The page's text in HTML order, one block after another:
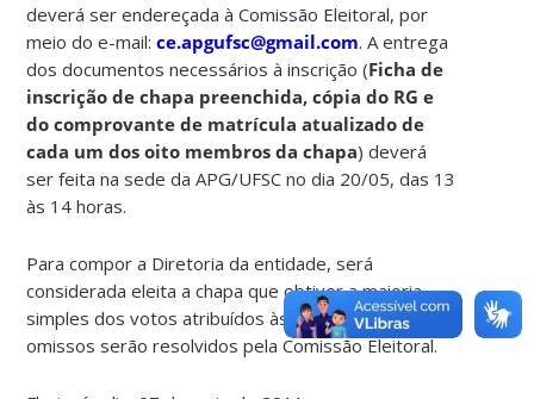
deverá ser endereçada à Comissão Eleitoral, por
meio do e-mail:ce.apgufsc@gmail.com. A entrega
dos documentos necessários à inscrição (Ficha de
inscrição de chapa preenchida, cópia do RG e
do comprovante de matrícula atualizado de
cada um dos oito membros da chapa) deverá
ser feita na sede da APG/UFSC no dia 20/05, das 13
às 14 horas.
Para compor a Diretoria da entidade, será
considerada eleita a chapa que obtiver a maioria
simples dos votos atribuídos às chapas. Casos
omissos serão resolvidos pela Comissão Eleitoral.